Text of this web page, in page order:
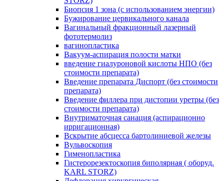
Биопсия 1 зона (с использованием энергии)
Бужирование цервикального канала
Вагинальный фракционный лазерный
фототермолиз
вагинопластика
Вакуум-аспирация полости матки
введение гиалуроновой кислоты НПО (без
стоимости препарата)
Введение препарата Диспорт (без стоимости
препарата)
Введение филлера при дистопии уретры (без
стоимости препарата)
Внутриматочная санация (аспирационно
ирригационная)
Вскрытие абсцесса бартолиниевой железы
Вульвоскопия
Гименопластика
Гистерорезектоскопия биполярная ( оборуд.
KARL STORZ)